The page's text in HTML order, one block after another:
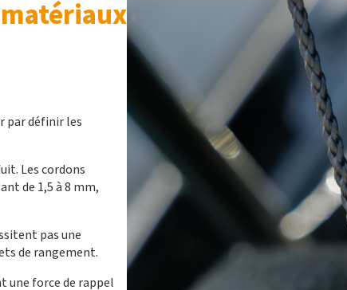
par définir les
Les cordons
de 1,5 à 8 mm,
pas une
de rangement.
une force de rappel